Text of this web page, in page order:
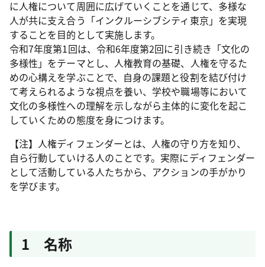
に人権について周囲に広げていくことを通じて、多様な
人が共に支え合う「インクルーシブシティ東京」を実現
することを目的として実施します。
令和7年度第1回は、令和6年度第2回に引き続き「文化の
多様性」をテーマとし、人権教育の基礎、人権を守るた
めの心構えを学ぶことで、自身の課題と役割を結び付け
て考えられるような視点を養い、学校や職場等において
文化の多様性への理解を示しながら主体的に変化を起こ
していくための態度を身につけます。
【注】人権ディフェンダーとは、人権の守り方を知り、
自ら行動していける人のことです。実際にディフェンダー
として活動している人たちから、アクションの手がかり
を学びます。
1 名称